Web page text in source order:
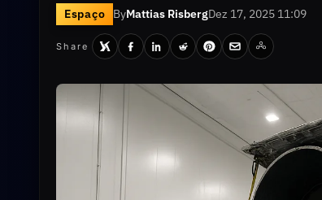
Espaço ByMattias RisbergDez 17, 2025 11:09
Share